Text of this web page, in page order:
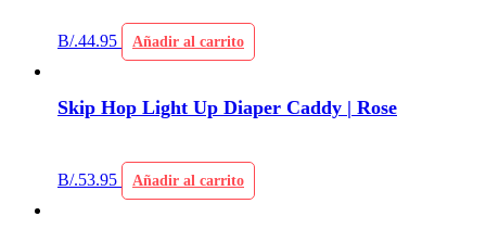
B/.44.95 Añadir al carrito
Skip Hop Light Up Diaper Caddy | Rose
B/.53.95 Añadir al carrito